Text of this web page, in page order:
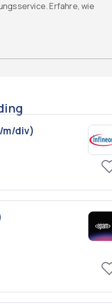
Erfahre, wie
m/div)